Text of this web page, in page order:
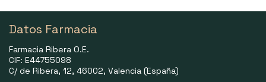
Datos Farmacia
Farmacia Ribera O.E.
CIF: E44755098
C/ de Ribera, 12, 46002, Valencia (España)